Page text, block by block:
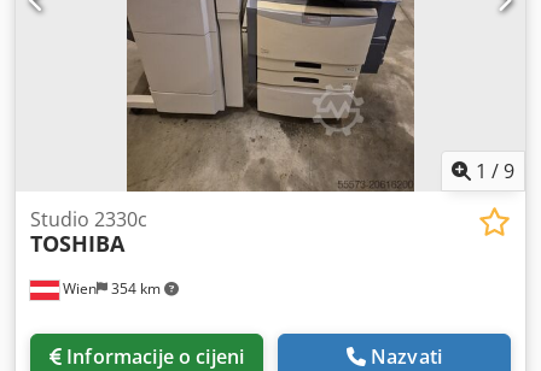
1 /9
Wien 354 km
Studio 2330c
TOSHIBA
Informacije o cijeni Nazvati